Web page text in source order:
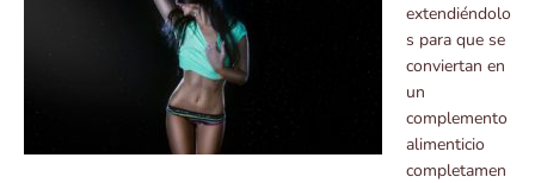
extendiéndolo
s para que se
conviertan en
un
complemento
alimenticio
completamen